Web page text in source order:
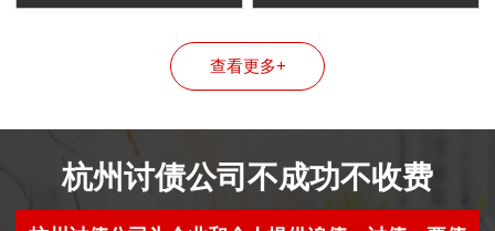
查看更多+
杭州讨债公司不成功不收费